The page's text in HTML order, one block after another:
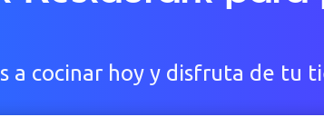
a cocinar hoy y disfruta de tu